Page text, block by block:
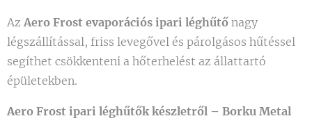
AzAero Frost evaporációs ipari léghűtő nagy
légszállítással, friss levegővel és párolgásos hűtéssel
segíthet csökkenteni a hőterhelést az állattartó
épületekben.
Aero Frost ipari léghűtők készletről – Borku Metal